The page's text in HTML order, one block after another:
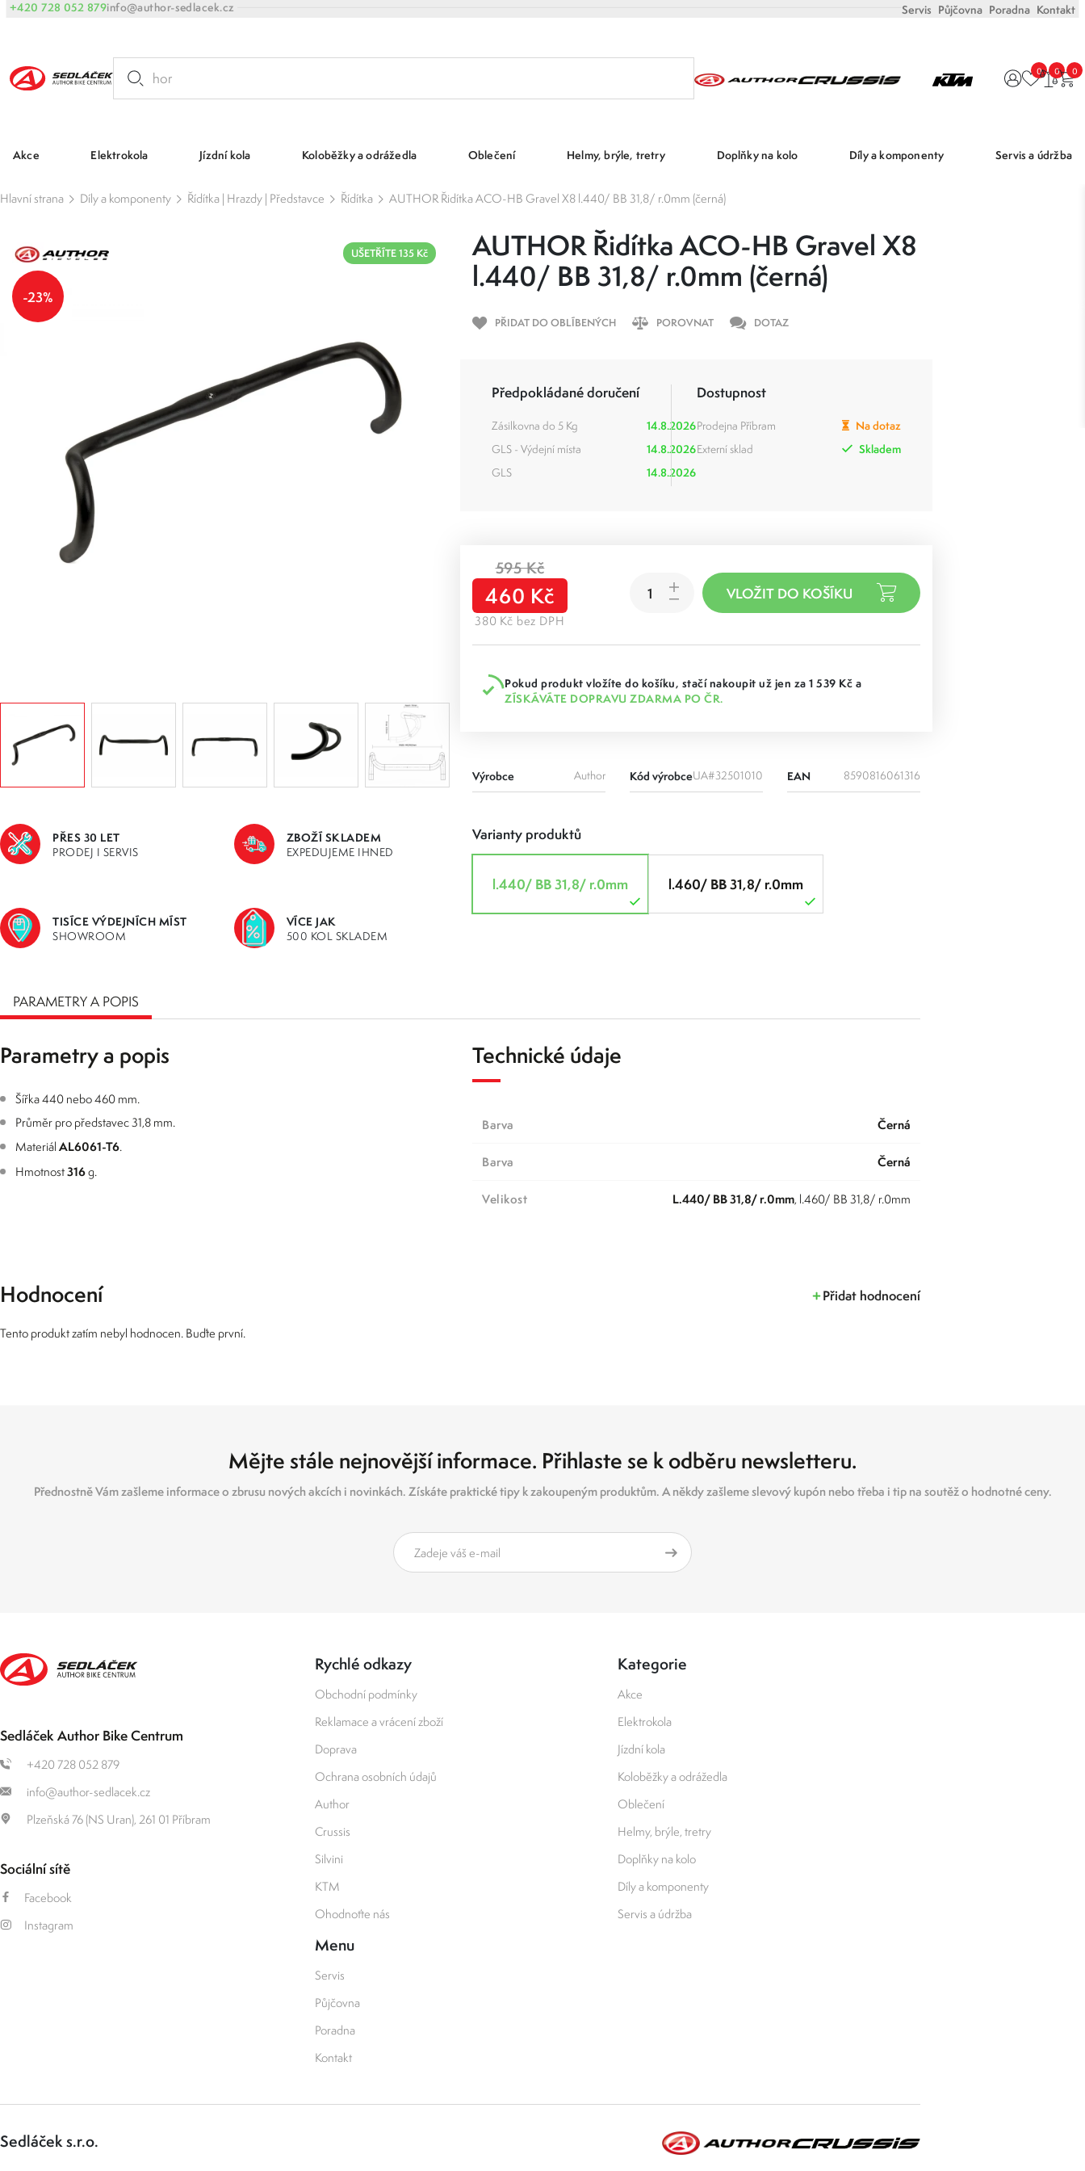
+420 728 052 879info@author-sedlacek.cz Servis Půjčovna Poradna Kontakt
0 0 0
Akce Elektrokola Jízdní kola Koloběžky a odrážedla Oblečení Helmy, brýle, tretry Doplňky na kolo Díly a komponenty Servis a údržba
Hlavní strana Díly a komponenty Řídítka | Hrazdy | Představce Řídítka AUTHOR Řidítka ACO-HB Gravel X8 l.440/ BB 31,8/ r.0mm (černá)
-23%
UŠETŘÍTE 135 Kč
PŘES 30 LET
PRODEJ I SERVIS
ZBOŽÍ SKLADEM
EXPEDUJEME IHNED
TISÍCE VÝDEJNÍCH MÍST
SHOWROOM
VÍCE JAK
500 KOL SKLADEM
AUTHOR Řidítka ACO-HB Gravel X8
l.440/ BB 31,8/ r.0mm (černá)
PŘIDAT DO OBLÍBENÝCH POROVNAT DOTAZ
Předpokládané doručení
Zásilkovna do 5 Kg
14.8.2026
GLS - Výdejní místa
14.8.2026
GLS
14.8.2026
Dostupnost
Prodejna Příbram
Na dotaz
Externí sklad
Skladem
595 Kč
460 Kč
380 Kč bez DPH
Pokud produkt vložíte do košíku, stačí nakoupit už jen za 1 539 Kč a
ZÍSKÁVÁTE DOPRAVU ZDARMA PO ČR.
Výrobce Author Kód výrobceUA#32501010 EAN 8590816061316
Varianty produktů
l.440/ BB 31,8/ r.0mm l.460/ BB 31,8/ r.0mm
PARAMETRY A POPIS
Parametry a popis
Šířka 440 nebo 460 mm.
Průměr pro představec 31,8 mm.
Materiál AL6061-T6.
Hmotnost316g.
Technické údaje
Barva černá
barva Černá
Velikost l.440/ BB 31,8/ r.0mm, l.460/ BB 31,8/ r.0mm
Hodnocení Přidat hodnocení
Tento produkt zatím nebyl hodnocen. Buďte první.
Mějte stále nejnovější informace. Přihlaste se k odběru newsletteru.
Přednostně Vám zašleme informace o zbrusu nových akcích i novinkách. Získáte praktické tipy k zakoupeným produktům. A někdy zašleme slevový kupón nebo třeba i tip na soutěž o hodnotné ceny.
Sedláček Author Bike Centrum
+420 728 052 879
info@author-sedlacek.cz
Plzeňská 76 (NS Uran), 261 01 Příbram
Sociální sítě
Facebook
Instagram
Rychlé odkazy
Obchodní podmínky
Reklamace a vrácení zboží
Doprava
Ochrana osobních údajů
Author
Crussis
Silvini
KTM
Ohodnoťte nás
Menu
Servis
Půjčovna
Poradna
Kontakt
Kategorie
Akce
Elektrokola
Jízdní kola
Koloběžky a odrážedla
Oblečení
Helmy, brýle, tretry
Doplňky na kolo
Díly a komponenty
Servis a údržba
Sedláček s.r.o.